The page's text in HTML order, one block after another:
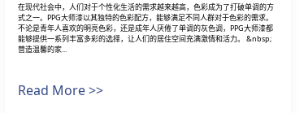
在现代社会中，人们对于个性化生活的需求越来越高，色彩成为了打破单调的方
式之一。PPG大师漆以其独特的色彩配方，能够满足不同人群对于色彩的需求。
不论是青年人喜欢的明亮色彩，还是成年人厌倦了单调的灰色调，PPG大师漆都
能够提供一系列丰富多彩的选择，让人们的居住空间充满激情和活力。 &nbsp;
营造温馨的家...
Read More >>